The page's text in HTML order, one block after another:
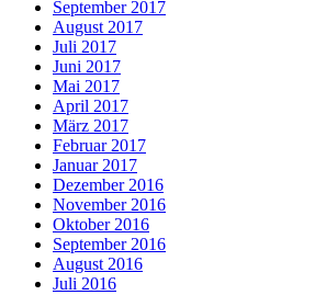
September 2017
August 2017
Juli 2017
Juni 2017
Mai 2017
April 2017
März 2017
Februar 2017
Januar 2017
Dezember 2016
November 2016
Oktober 2016
September 2016
August 2016
Juli 2016